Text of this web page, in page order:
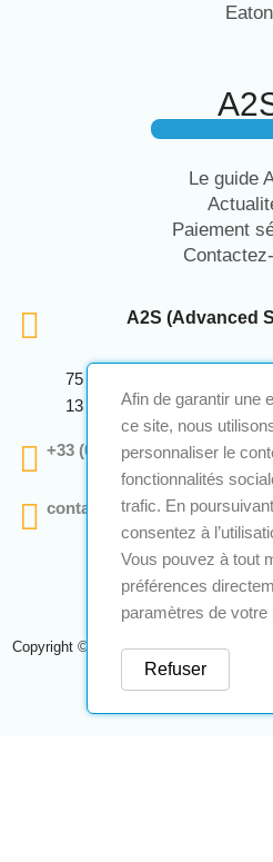
Eaton
Le guide
Paiement
A2S (Advanced
75 Avenue Marcellin
13 290 Aix En Provence
+33 (0)4 12 28 00 69
contact@a2s-atex.com
Copyright © 2026 A2S Atex. Tous
Afin de garantir une
ce site, nous
personnaliser le
fonctionnalités
trafic. En
consentez à
Vous pouvez à tout
préférences
paramètres de votre
Refuser